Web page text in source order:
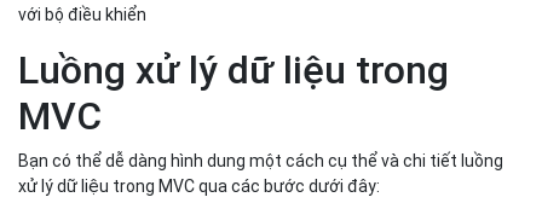
với bộ điều khiển
Luồng xử lý dữ liệu trong
MVC
Bạn có thể dễ dàng hình dung một cách cụ thể và chi tiết luồng
xử lý dữ liệu trong MVC qua các bước dưới đây: